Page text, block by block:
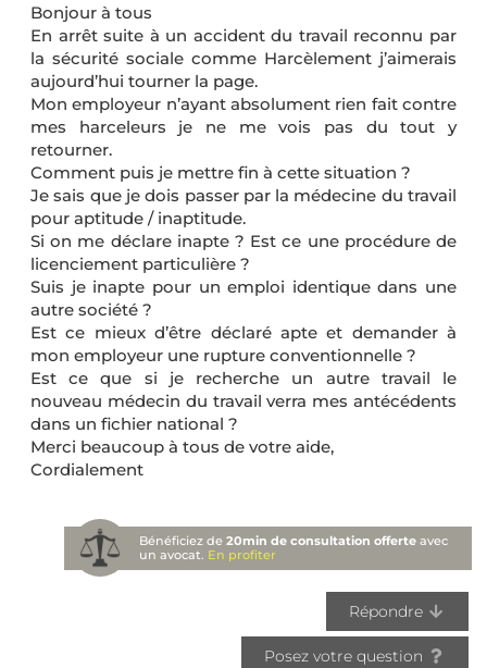
Bonjour à tous
En arrêt suite à un accident du travail reconnu par
la sécurité sociale comme Harcèlement j’aimerais
aujourd’hui tourner la page.
Mon employeur n’ayant absolument rien fait contre
mes harceleurs je ne me vois pas du tout y
retourner.
Comment puis je mettre fin à cette situation ?
Je sais que je dois passer par la médecine du travail
pour aptitude / inaptitude.
Si on me déclare inapte ? Est ce une procédure de
licenciement particulière ?
Suis je inapte pour un emploi identique dans une
autre société ?
Est ce mieux d’être déclaré apte et demander à
mon employeur une rupture conventionnelle ?
Est ce que si je recherche un autre travail le
nouveau médecin du travail verra mes antécédents
dans un fichier national ?
Merci beaucoup à tous de votre aide,
Cordialement
Bénéficiez de20min de consultation offerte avec
un avocat. En profiter
Répondre
Posez votre question